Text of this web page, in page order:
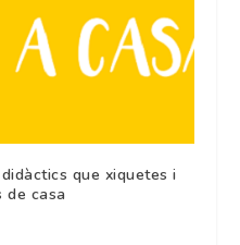
que xiquetes i
de casa